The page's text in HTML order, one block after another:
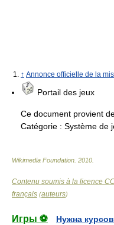
↑ Annonce officielle de la
Portail des jeux
Ce document provient
Catégorie : Système de
Wikimedia Foundation 2010
Contenu soumis à la licence
français (auteurs)
Игры ⚽ Нужна